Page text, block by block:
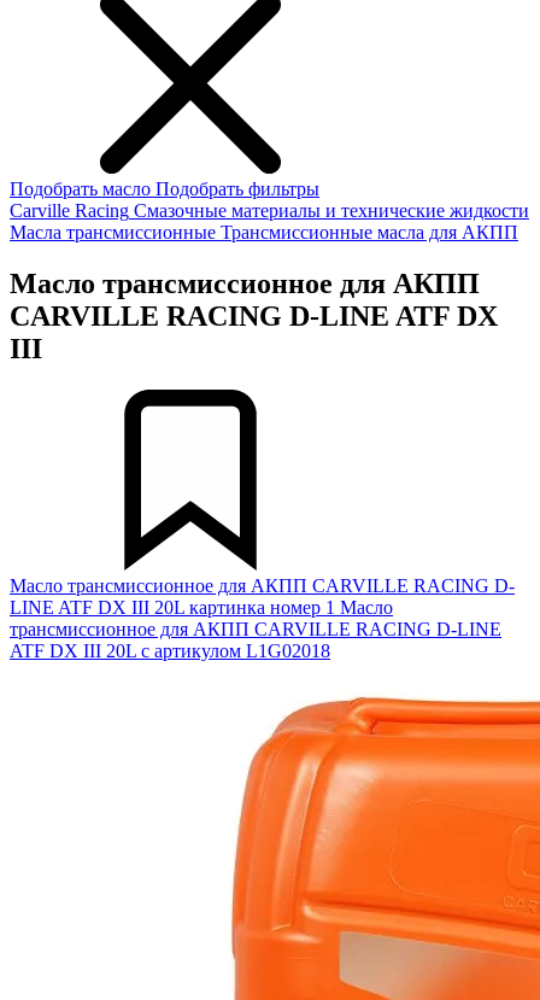
Подобрать масло Подобрать фильтры
Carville Racing Смазочные материалы и технические жидкости
Масла трансмиссионные Трансмиссионные масла для АКПП
Масло трансмиссионное для АКПП
CARVILLE RACING D-LINE ATF DX
III
Масло трансмиссионное для АКПП CARVILLE RACING D-
LINE ATF DX III 20L картинка номер 1 Масло
трансмиссионное для АКПП CARVILLE RACING D-LINE
ATF DX III 20L с артикулом L1G02018